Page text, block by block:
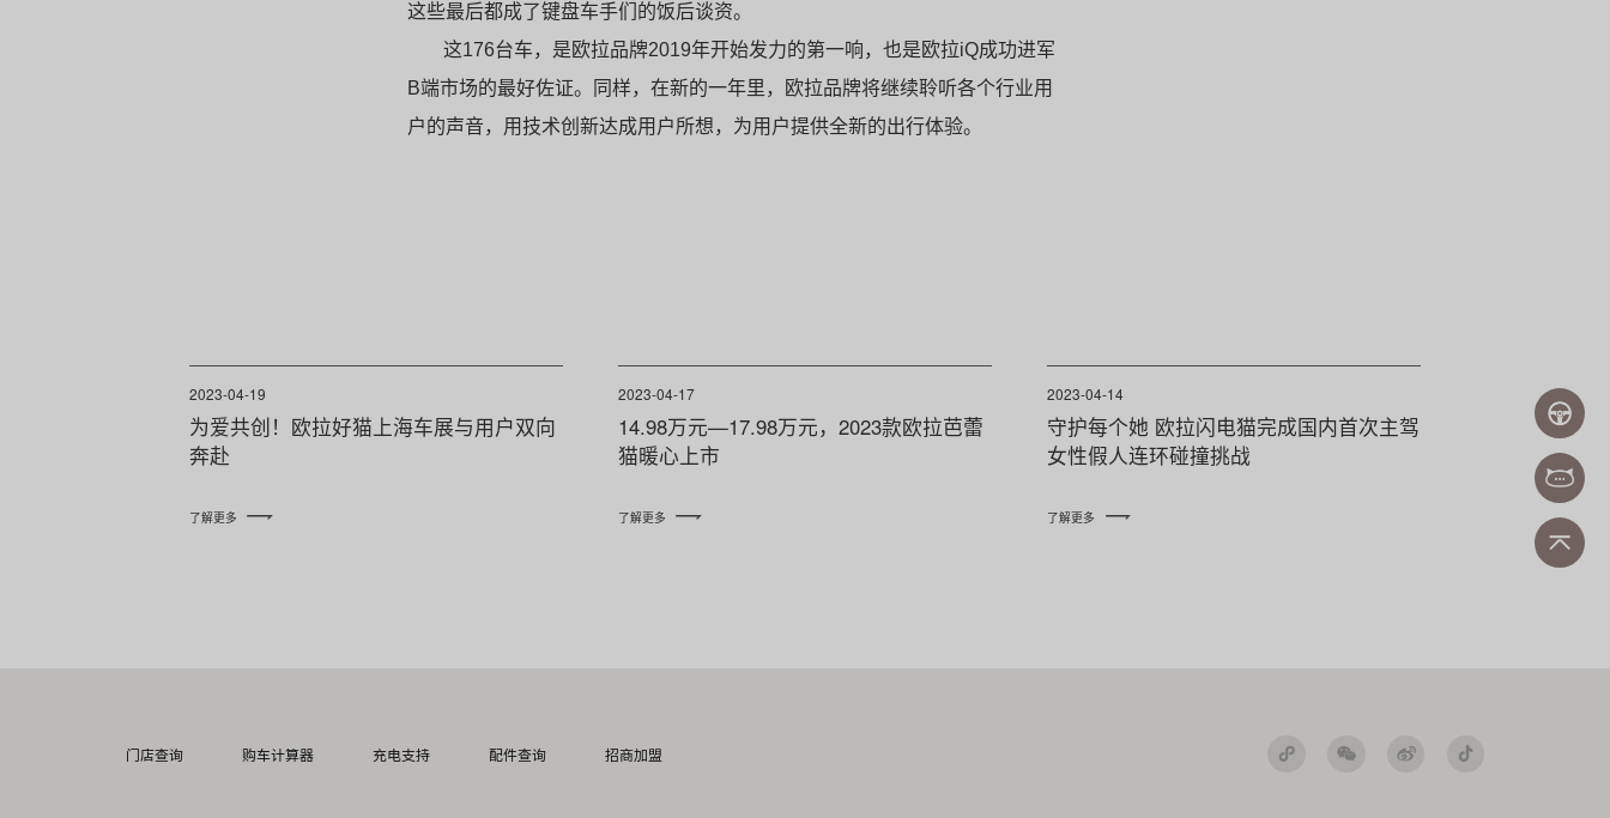
这些最后都成了键盘车手们的饭后谈资。
这176台车，是欧拉品牌2019年开始发力的第一响，也是欧拉iQ成功进军
B端市场的最好佐证。同样，在新的一年里，欧拉品牌将继续聆听各个行业用
户的声音，用技术创新达成用户所想，为用户提供全新的出行体验。
2023-04-19
为爱共创！欧拉好猫上海车展与用户双向
奔赴
了解更多
2023-04-17
14.98万元—17.98万元，2023款欧拉芭蕾
猫暖心上市
了解更多
2023-04-14
守护每个她 欧拉闪电猫完成国内首次主驾
女性假人连环碰撞挑战
了解更多
门店查询 购车计算器 充电支持 配件查询 招商加盟